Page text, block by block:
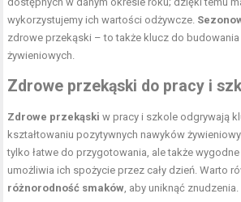
wykorzystujemy ich wartości odżywcze.
zdrowe przekąski – to także klucz do
żywieniowych.
Zdrowe przekąski do pracy i
Zdrowe przekąski w pracy i szkole odgrywają
kształtowaniu pozytywnych nawyków
tylko łatwe do przygotowania, ale także
umożliwia ich spożycie przez cały dzień. Warto
różnorodność smaków , aby uniknąć znudzenia.